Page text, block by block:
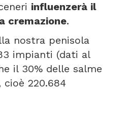
influenzerà il
cremazione.
nostra penisola
impianti (dati al
il 30% delle salme
220.684